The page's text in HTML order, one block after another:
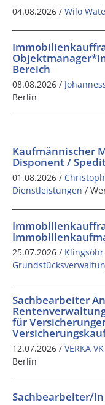
04.08.2026 / Wilo
Bereich
08.08.2026 /
Berlin
Kaufmännischer
Disponent /
01.08.2026 /
Dienstleistungen /
25.07.2026 / Klingsöhr
Sachbearbeiter
für
12.07.2026 / VERKA
Berlin
Sachbearbeiter/